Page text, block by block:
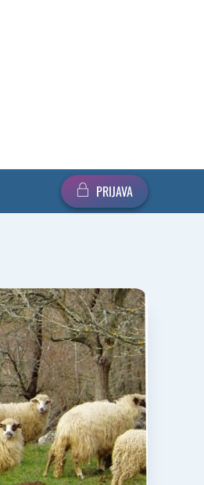
PRIJAVA